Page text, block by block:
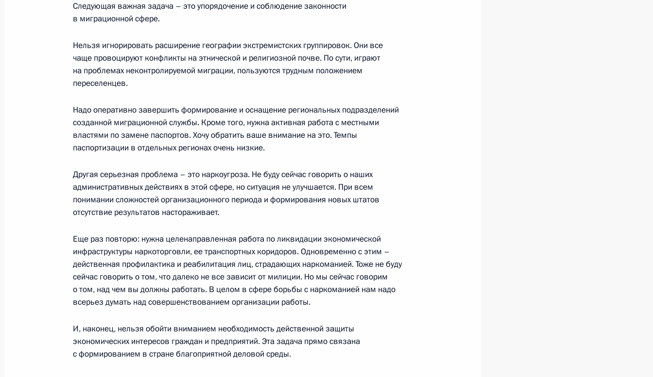
30 января 2003 года, четверг
30 января 2003 года, 16:24 Москва, Кремль
29 января 2003 года, среда
Выдержки из стенографического отчета о пресс-конференции
по итогам неформального саммита глав государств СНГ
29 января 2003 года, 00:01 Киев
28 января 2003 года, вторник
Совместный подход к прессе с Президентом Грузии Эдуардом
Шеварднадзе
Вступительное слово и ответы на вопросы на встрече
с преподавателями и студентами Киевского национального
университета имени Тараса Шевченко
Следующая важная задача – это упорядочение и соблюдение законности
в миграционной сфере.
Нельзя игнорировать расширение географии экстремистских группировок. Они все
чаще провоцируют конфликты на этнической и религиозной почве. По сути, играют
на проблемах неконтролируемой миграции, пользуются трудным положением
переселенцев.
Надо оперативно завершить формирование и оснащение региональных подразделений
созданной миграционной службы. Кроме того, нужна активная работа с местными
властями по замене паспортов. Хочу обратить ваше внимание на это. Темпы
паспортизации в отдельных регионах очень низкие.
Другая серьезная проблема – это наркоугроза. Не буду сейчас говорить о наших
административных действиях в этой сфере, но ситуация не улучшается. При всем
понимании сложностей организационного периода и формирования новых штатов
отсутствие результатов настораживает.
Еще раз повторю: нужна целенаправленная работа по ликвидации экономической
инфраструктуры наркоторговли, ее транспортных коридоров. Одновременно с этим –
действенная профилактика и реабилитация лиц, страдающих наркоманией. Тоже не буду
сейчас говорить о том, что далеко не все зависит от милиции. Но мы сейчас говорим
о том, над чем вы должны работать. В целом в сфере борьбы с наркоманией нам надо
всерьез думать над совершенствованием организации работы.
И, наконец, нельзя обойти вниманием необходимость действенной защиты
экономических интересов граждан и предприятий. Эта задача прямо связана
с формированием в стране благоприятной деловой среды.